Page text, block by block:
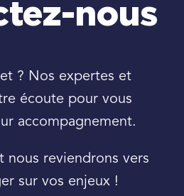
nous
? Nos expertes et
écoute pour vous
accompagnement.
nous reviendrons vers
sur vos enjeux !